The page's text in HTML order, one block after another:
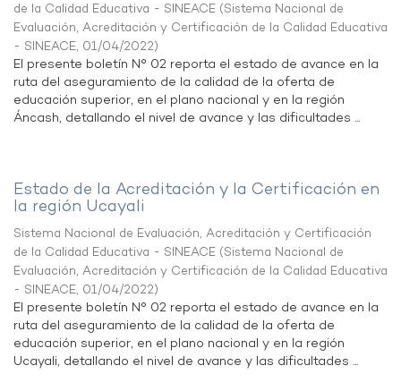
de la Calidad Educativa - SINEACE (Sistema Nacional de
Evaluación, Acreditación y Certificación de la Calidad Educativa
- SINEACE, 01/04/2022)
El presente boletín N° 02 reporta el estado de avance en la
ruta del aseguramiento de la calidad de la oferta de
educación superior, en el plano nacional y en la región
Áncash, detallando el nivel de avance y las dificultades ...
Estado de la Acreditación y la Certificación en
la región Ucayali
Sistema Nacional de Evaluación, Acreditación y Certificación
de la Calidad Educativa - SINEACE (Sistema Nacional de
Evaluación, Acreditación y Certificación de la Calidad Educativa
- SINEACE, 01/04/2022)
El presente boletín N° 02 reporta el estado de avance en la
ruta del aseguramiento de la calidad de la oferta de
educación superior, en el plano nacional y en la región
Ucayali, detallando el nivel de avance y las dificultades ...